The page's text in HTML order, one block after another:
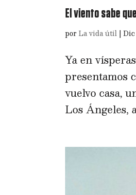
El viento sabe
porLa vida útil |Dic
Ya en
presentamos
vuelvo casa,
Los Ángeles,